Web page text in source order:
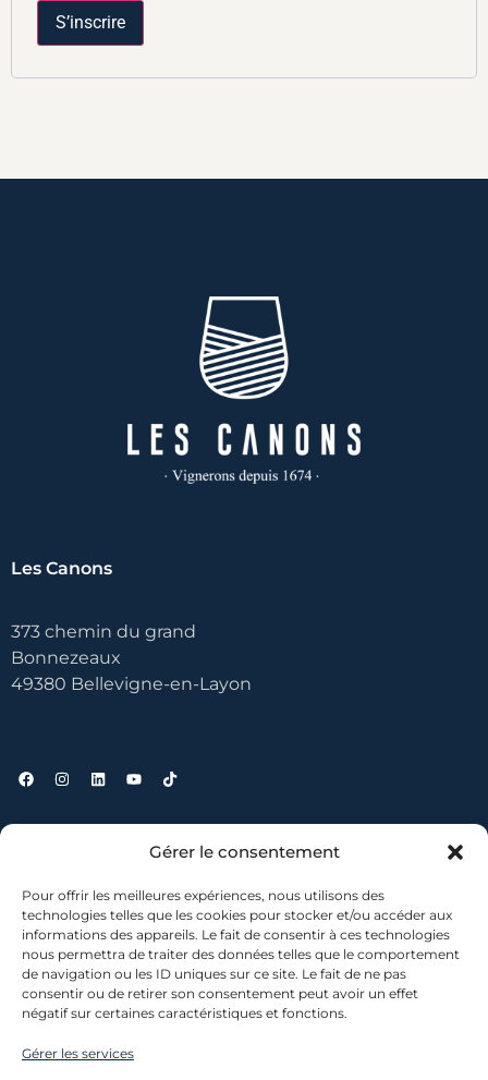
Gérer le consentement
Pour offrir les meilleures expériences, nous utilisons des
technologies telles que les cookies pour stocker et/ou accéder aux
informations des appareils. Le fait de consentir à ces technologies
nous permettra de traiter des données telles que le comportement
de navigation ou les ID uniques sur ce site. Le fait de ne pas
consentir ou de retirer son consentement peut avoir un effet
négatif sur certaines caractéristiques et fonctions.
Gérer les services
S’inscrire
Les Canons
373 chemin du grand
Bonnezeaux
49380 Bellevigne-en-Layon
Contact
Où nous trouver ?
Mentions légales
Conditions générales de vente